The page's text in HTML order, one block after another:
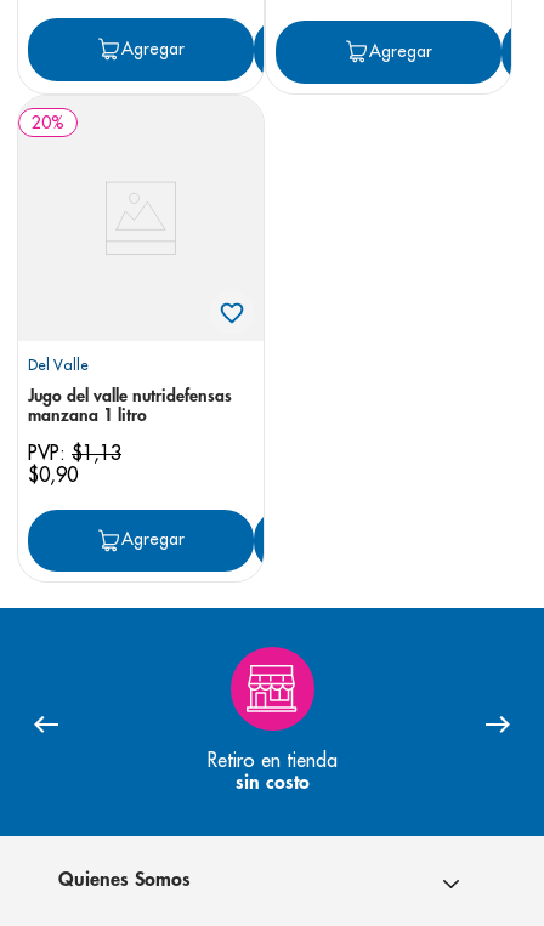
Agregar Agregar
Agregar
20%
Del Valle
Jugo del valle nutridefensas
manzana 1 litro
PVP: $1,13
$0,90
Agregar
Retiro en tienda
sin costo
Quienes Somos